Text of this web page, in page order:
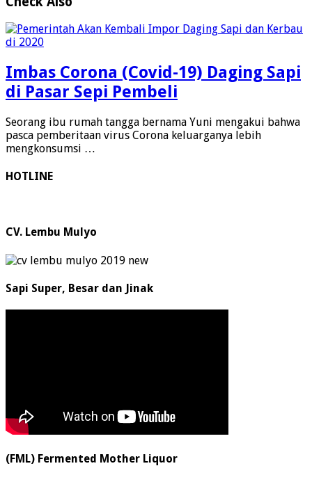
Imbas Corona (Covid-19) Daging Sapi
di Pasar Sepi Pembeli
Seorang ibu rumah tangga bernama Yuni mengakui bahwa
pasca pemberitaan virus Corona keluarganya lebih
mengkonsumsi …
HOTLINE
CV. Lembu Mulyo
Sapi Super, Besar dan Jinak
(FML) Fermented Mother Liquor